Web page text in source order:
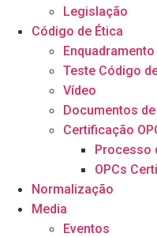
Legislação
Código de Ética
Teste Código
Vídeo
Documentos
Certificação
Processo
OPCs
Normalização
Media
Eventos